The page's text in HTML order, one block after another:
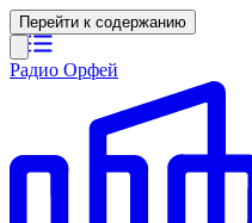
Перейти к содержанию
Радио Орфей